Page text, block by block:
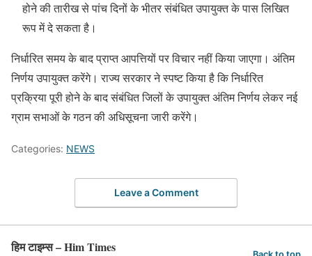
होने की तारीख से पांच दिनों के भीतर संबंधित उपायुक्त के पास लिखित
रूप में दे सकता है।
निर्धारित समय के बाद प्राप्त आपत्तियों पर विचार नहीं किया जाएगा। अंतिम
निर्णय उपायुक्त करेंगे। राज्य सरकार ने स्पष्ट किया है कि निर्धारित
प्रक्रिया पूरी होने के बाद संबंधित जिलों के उपायुक्त अंतिम निर्णय लेकर नई
ग्राम सभाओं के गठन की अधिसूचना जारी करेंगे।
Categories: NEWS
Leave a Comment
हिम टाइम्स – Him Times